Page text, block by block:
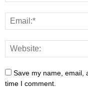
Save my name, email,
time I comment.